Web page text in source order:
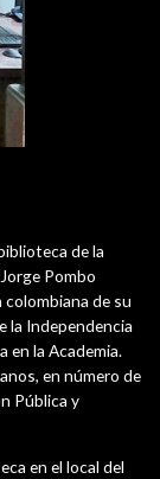
de la
Pombo
de su
la Independencia
en la Academia.
en número de
Pública y
en el local del